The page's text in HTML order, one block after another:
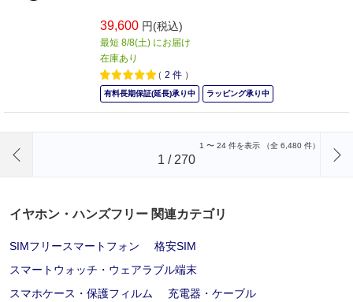
39,600 円(税込)
最短 8/8(土) にお届け
在庫あり
（ 2 件 ）
有料長期保証(延長)承り中 ラッピング承り中
1 〜 24 件を表示 （全 6,480 件）
1 / 270
イヤホン・ハンズフリー 関連カテゴリ
SIMフリースマートフォン
格安SIM
スマートウォッチ・ウェアラブル端末
スマホケース・保護フィルム
充電器・ケーブル